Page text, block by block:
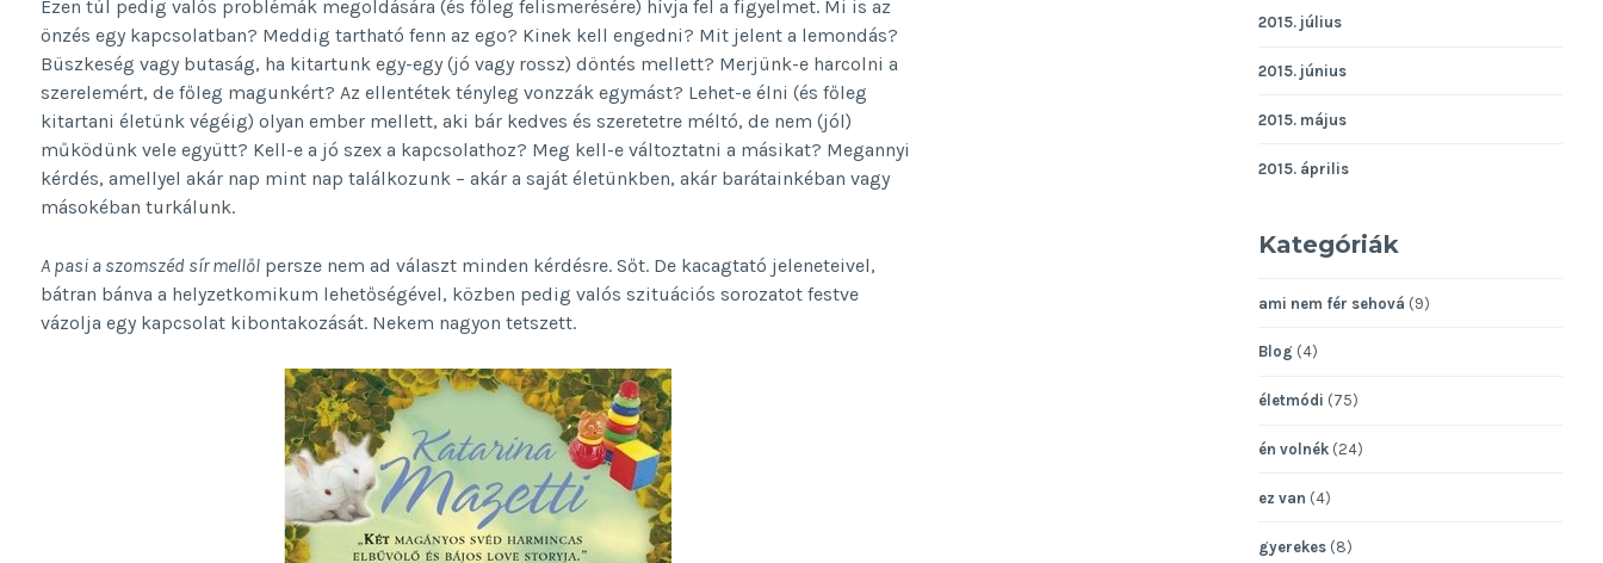
Ezen túl pedig valós problémák megoldására (és főleg felismerésére) hívja fel a figyelmet. Mi is az
önzés egy kapcsolatban? Meddig tartható fenn az ego? Kinek kell engedni? Mit jelent a lemondás?
Büszkeség vagy butaság, ha kitartunk egy-egy (jó vagy rossz) döntés mellett? Merjünk-e harcolni a
szerelemért, de főleg magunkért? Az ellentétek tényleg vonzzák egymást? Lehet-e élni (és főleg
kitartani életünk végéig) olyan ember mellett, aki bár kedves és szeretetre méltó, de nem (jól)
működünk vele együtt? Kell-e a jó szex a kapcsolathoz? Meg kell-e változtatni a másikat? Megannyi
kérdés, amellyel akár nap mint nap találkozunk – akár a saját életünkben, akár barátainkéban vagy
másokéban turkálunk.
A pasi a szomszéd sír mellőlpersze nem ad választ minden kérdésre. Sőt. De kacagtató jeleneteivel,
bátran bánva a helyzetkomikum lehetőségével, közben pedig valós szituációs sorozatot festve
vázolja egy kapcsolat kibontakozását. Nekem nagyon tetszett.
2015. július
2015. június
2015. május
2015. április
Kategóriák
ami nem fér sehová (9)
Blog (4)
életmódi (75)
én volnék (24)
ez van (4)
gyerekes (8)